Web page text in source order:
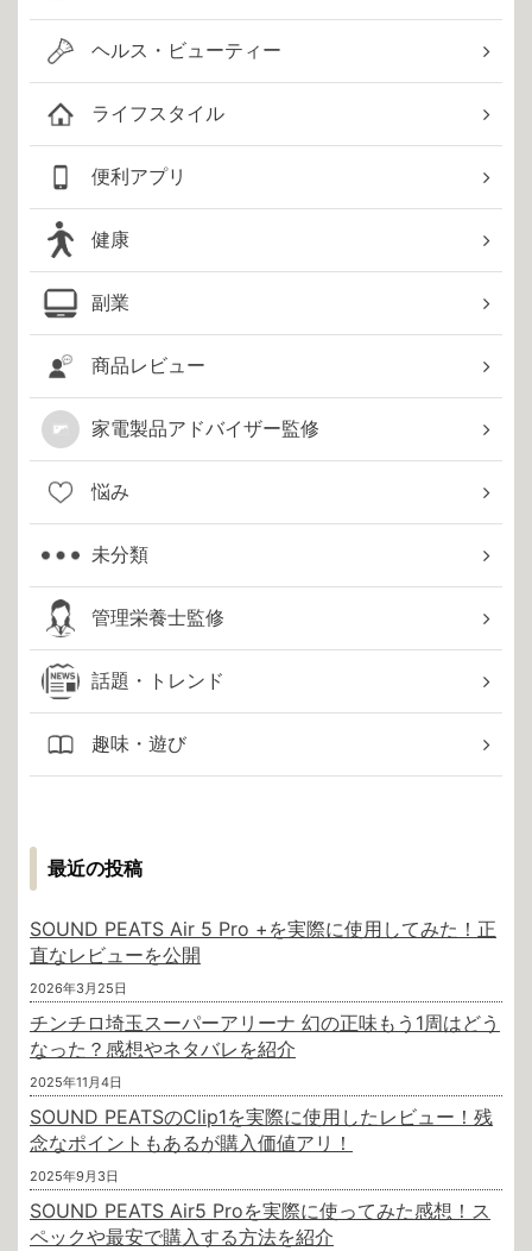
ヘルス・ビューティー
ライフスタイル
便利アプリ
健康
副業
商品レビュー
家電製品アドバイザー監修
悩み
未分類
管理栄養士監修
話題・トレンド
趣味・遊び
最近の投稿
SOUND PEATS Air 5 Pro +を実際に使用してみた！正
直なレビューを公開
2026年3月25日
チンチロ埼玉スーパーアリーナ 幻の正味もう1周はどう
なった？感想やネタバレを紹介
2025年11月4日
SOUND PEATSのClip1を実際に使用したレビュー！残
念なポイントもあるが購入価値アリ！
2025年9月3日
SOUND PEATS Air5 Proを実際に使ってみた感想！ス
ペックや最安で購入する方法を紹介